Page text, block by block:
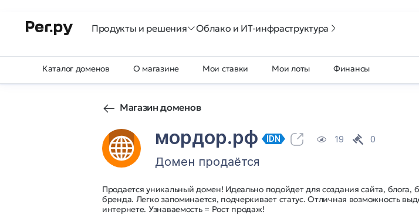
Продукты и решения Облако и ИТ-инфраструктура
Каталог доменов О магазине Мои ставки Мои лоты Финансы
Магазин доменов
мордор.рф IDN 19 0
Домен продаётся
Продается уникальный домен! Идеально подойдет для создания сайта, блога,
бренда. Легко запоминается, подчеркивает статус. Отличная возможность
интернете. Узнаваемость = Рост продаж!